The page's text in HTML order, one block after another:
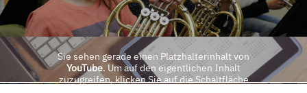
Sie sehen gerade einen Platzhalterinhalt von
YouTube. Um auf den eigentlichen Inhalt
zuzugreifen, klicken Sie auf die Schaltfläche